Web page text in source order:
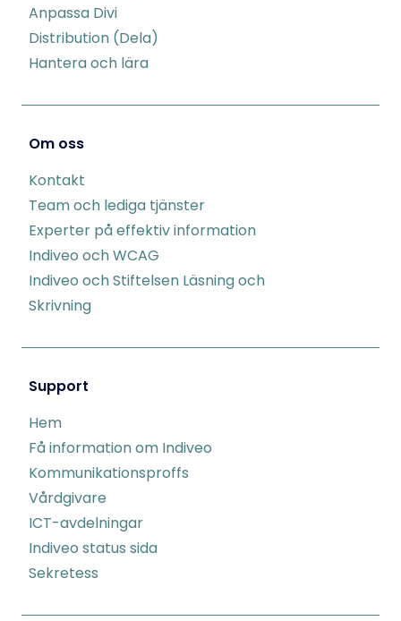
Anpassa Divi
Distribution (Dela)
Hantera och lära
Om oss
Kontakt
Team och lediga tjänster
Experter på effektiv information
Indiveo och WCAG
Indiveo och Stiftelsen Läsning och
Skrivning
Support
Hem
Få information om Indiveo
Kommunikationsproffs
Vårdgivare
ICT-avdelningar
Indiveo status sida
Sekretess